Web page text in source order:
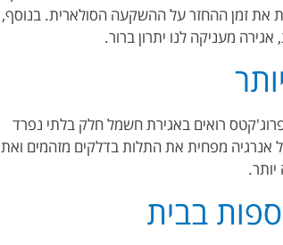
את זמן ההחזר על ההשקעה הסולארית. בנוסף,
מעניקה לנו יתרון ברור.
רואים באגירת חשמל חלק בלתי נפרד
אנרגיה מפחית את התלות בדלקים מזהמים ואת
.
בבית